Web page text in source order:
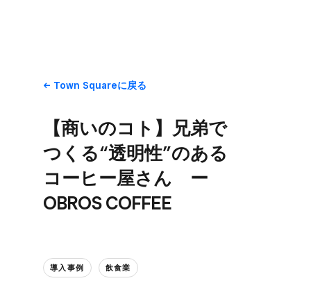
Town Squareに​戻る
【商いの​コト】兄弟で​
つくる​“​透明性”の​ある​
コーヒー屋さん​ ー
OBROS COFFEE
導入事例 飲食業